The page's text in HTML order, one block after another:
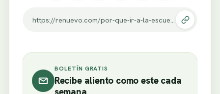
BOLETÍN GRATIS
Recibe aliento como este cada